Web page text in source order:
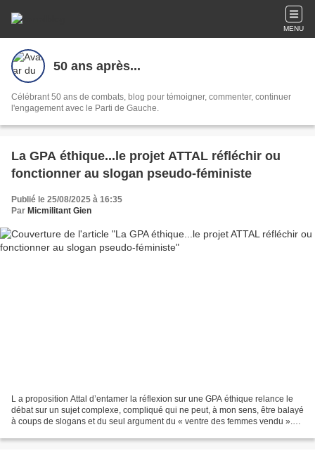
MENU
50 ans après...
Célébrant 50 ans de combats, blog pour témoigner, commenter, continuer
l'engagement avec le Parti de Gauche.
La GPA éthique...le projet ATTAL réfléchir ou
fonctionner au slogan pseudo-féministe
Publié le 25/08/2025 à 16:35
Par Micmilitant Gien
L a proposition Attal d’entamer la réflexion sur une GPA éthique relance le
débat sur un sujet complexe, compliqué qui ne peut, à mon sens, être balayé
à coups de slogans et du seul argument du « ventre des femmes vendu ».